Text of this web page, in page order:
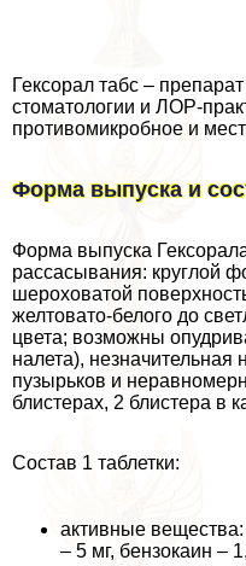
Гексорал табс –
стоматологии и ЛОР-
противомикробное и
Форма выпуска и
Форма выпуска
рассасывания: круглой
шероховатой
желтовато-белого до
цвета; возможны
налета), незначительная
пузырьков и
блистерах, 2 блистера в
Состав 1 таблетки:
активные вещества:
– 5 мг, бензокаин –